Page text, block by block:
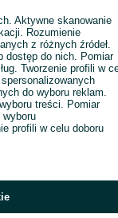
Aktywne skanowanie
Rozumienie
z różnych źródeł.
dostęp do nich. Pomiar
Tworzenie profili w
do wyboru reklam.
treści. Pomiar
profili w celu doboru